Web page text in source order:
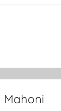
Mahoni